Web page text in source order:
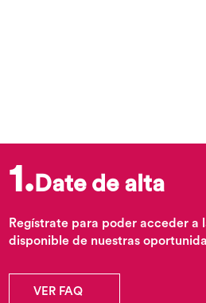
1. Date de alta
Regístrate para poder acceder a
disponible de nuestras
VER FAQ